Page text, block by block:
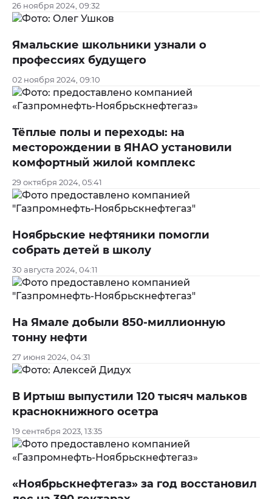
26 ноября 2024, 09:32
Ямальские школьники узнали о
профессиях будущего
02 ноября 2024, 09:10
Тёплые полы и переходы: на
месторождении в ЯНАО установили
комфортный жилой комплекс
29 октября 2024, 05:41
Ноябрьские нефтяники помогли
собрать детей в школу
30 августа 2024, 04:11
На Ямале добыли 850-миллионную
тонну нефти
27 июня 2024, 04:31
В Иртыш выпустили 120 тысяч мальков
краснокнижного осетра
19 сентября 2023, 13:35
«Ноябрьскнефтегаз» за год восстановил